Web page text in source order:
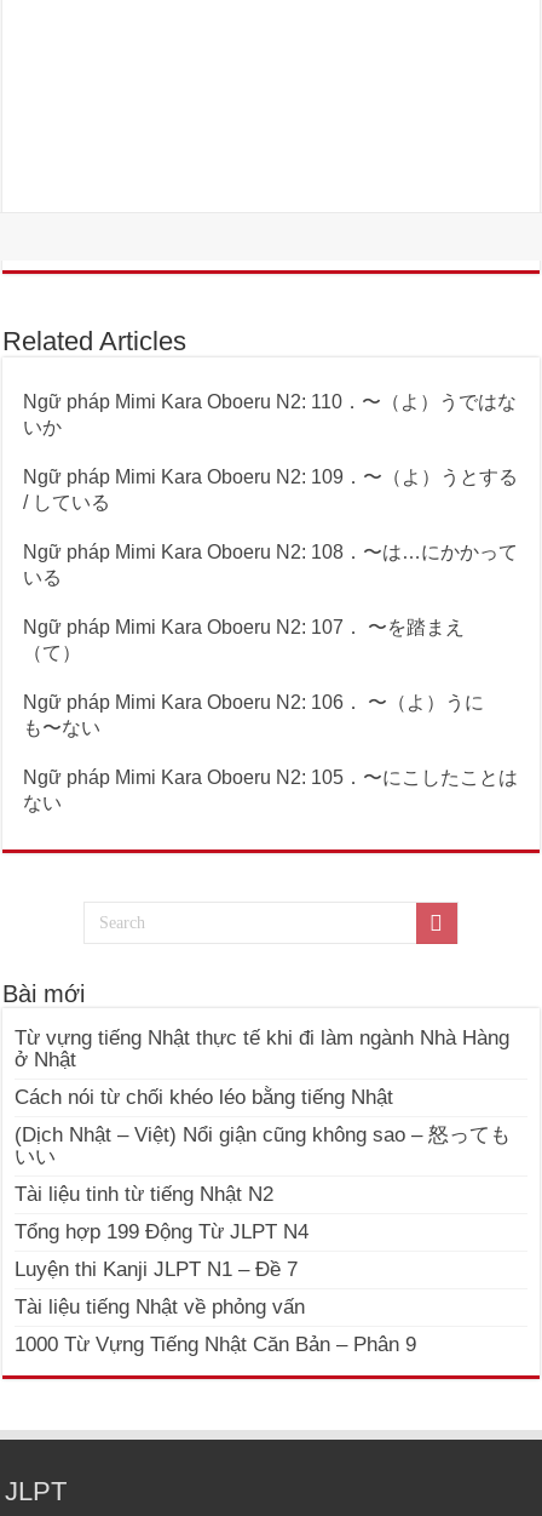
Related Articles
Ngữ pháp Mimi Kara Oboeru N2: 110．〜（よ）うではな
いか
Ngữ pháp Mimi Kara Oboeru N2: 109．〜（よ）うとする
/ している
Ngữ pháp Mimi Kara Oboeru N2: 108．〜は…にかかって
いる
Ngữ pháp Mimi Kara Oboeru N2: 107． 〜を踏まえ
（て）
Ngữ pháp Mimi Kara Oboeru N2: 106． 〜（よ）うに
も〜ない
Ngữ pháp Mimi Kara Oboeru N2: 105．〜にこしたことは
ない
Bài mới
Từ vựng tiếng Nhật thực tế khi đi làm ngành Nhà Hàng
ở Nhật
Cách nói từ chối khéo léo bằng tiếng Nhật
(Dịch Nhật – Việt) Nổi giận cũng không sao – 怒っても
いい
Tài liệu tinh từ tiếng Nhật N2
Tổng hợp 199 Động Từ JLPT N4
Luyện thi Kanji JLPT N1 – Đề 7
Tài liệu tiếng Nhật về phỏng vấn
1000 Từ Vựng Tiếng Nhật Căn Bản – Phân 9
JLPT